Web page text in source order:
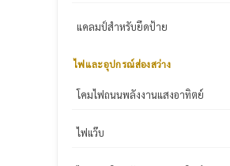
แคลมป์สำหรับยึดป้าย
ไฟและอุปกรณ์ส่องสว่าง
โคมไฟถนนพลังงานแสงอาทิตย์
ไฟแว๊บ